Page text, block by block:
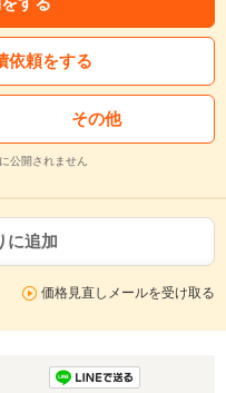
依頼をする
その他
公開されません
に追加
価格見直しメールを受け取る